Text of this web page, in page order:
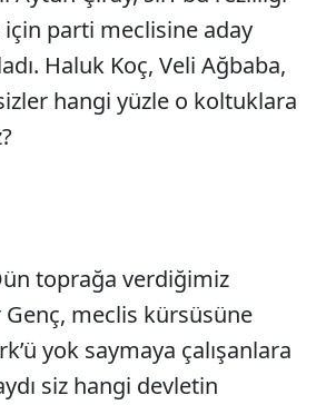
parti meclisine aday
Haluk Koç, Veli Ağbaba,
hangi yüzle o koltuklara
toprağa verdiğimiz
meclis kürsüsüne
yok saymaya çalışanlara
siz hangi devletin